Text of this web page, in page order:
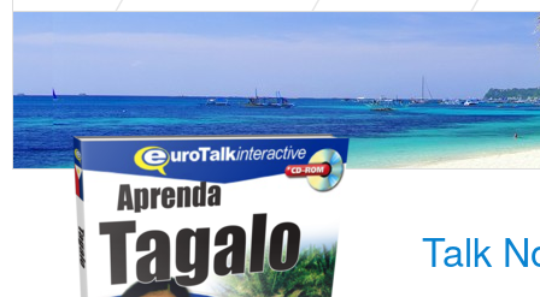
Talk